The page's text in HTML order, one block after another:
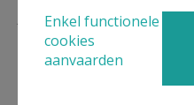
Lees meer
Enkel functionele
cookies
aanvaarden